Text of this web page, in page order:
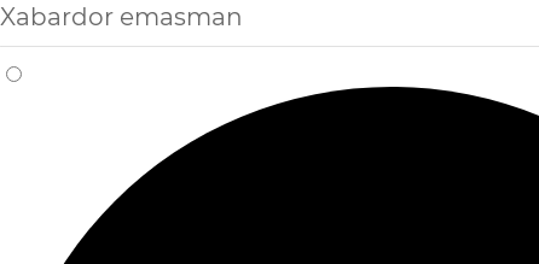
Xabardor emasman